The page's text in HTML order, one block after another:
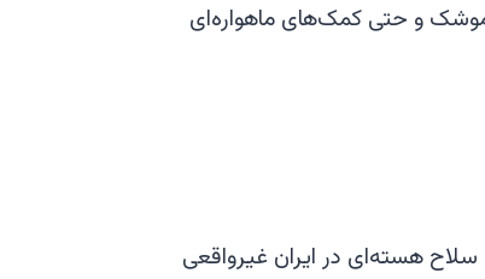
موشک و حتی کمک‌های ماهواره‌ای
هسته‌ای در ایران غیرواقعی